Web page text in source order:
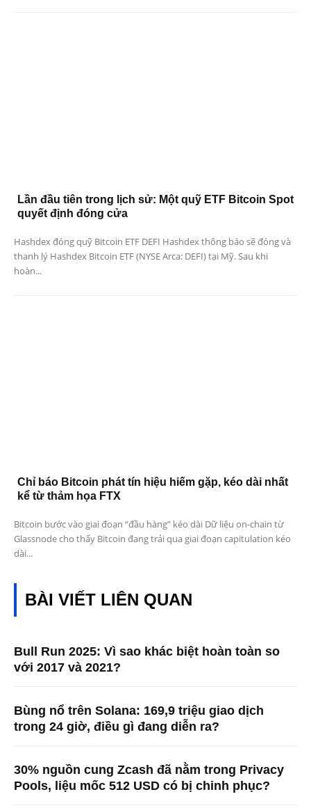
Lần đầu tiên trong lịch sử: Một quỹ ETF Bitcoin Spot
quyết định đóng cửa
Hashdex đóng quỹ Bitcoin ETF DEFI Hashdex thông báo sẽ đóng và
thanh lý Hashdex Bitcoin ETF (NYSE Arca: DEFI) tại Mỹ. Sau khi
hoàn...
Chỉ báo Bitcoin phát tín hiệu hiếm gặp, kéo dài nhất
kể từ thảm họa FTX
Bitcoin bước vào giai đoạn “đầu hàng” kéo dài Dữ liệu on-chain từ
Glassnode cho thấy Bitcoin đang trải qua giai đoạn capitulation kéo
dài...
BÀI VIẾT LIÊN QUAN
Bull Run 2025: Vì sao khác biệt hoàn toàn so
với 2017 và 2021?
Bùng nổ trên Solana: 169,9 triệu giao dịch
trong 24 giờ, điều gì đang diễn ra?
30% nguồn cung Zcash đã nằm trong Privacy
Pools, liệu mốc 512 USD có bị chinh phục?